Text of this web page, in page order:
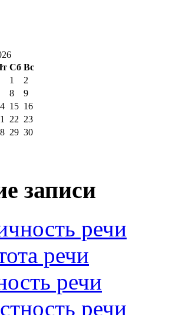
Сб Вс
1
2
8
9
15 16
22 23
29 30
записи
речи
речи
речи
речи